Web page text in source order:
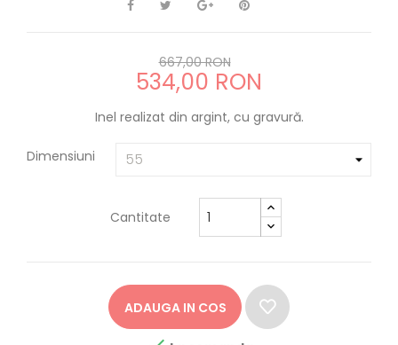
667,00 RON
534,00 RON
Inel realizat din argint, cu gravură.
Dimensiuni
Cantitate
ADAUGA IN COS